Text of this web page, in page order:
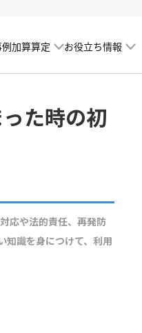
加算算定 お役立ち情報
た時の初
応や法的責任、再発防
知識を身につけて、利用